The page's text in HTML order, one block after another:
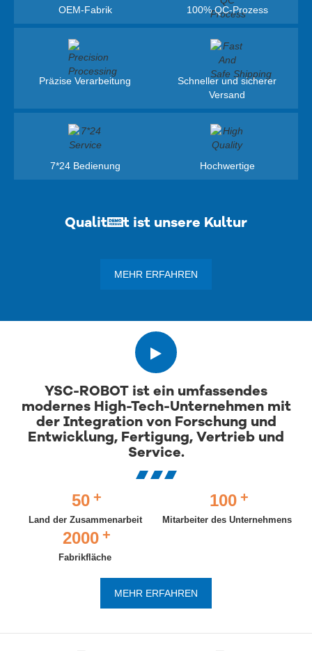
OEM-Fabrik 100% QC-Prozess
Präzise Verarbeitung
Schneller und sicherer
Versand
7*24 Bedienung Hochwertige
Qualität ist unsere Kultur
MEHR ERFAHREN
YSC-ROBOT ist ein umfassendes
modernes High-Tech-Unternehmen mit
der Integration von Forschung und
Entwicklung, Fertigung, Vertrieb und
Service.
50 +
Land der Zusammenarbeit
100 +
Mitarbeiter des Unternehmens
2000 +
Fabrikfläche
MEHR ERFAHREN